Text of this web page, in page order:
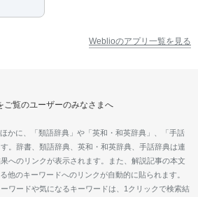
Weblioのアプリ一覧を見る
ご覧のユーザーのみなさまへ
かに、「類語辞典」や「英和・和英辞典」、「手話
。辞書、類語辞典、英和・和英辞典、手話辞典は連
へのリンクが表示されます。また、解説記事の本文
他のキーワードへのリンクが自動的に貼られます。
ワードや気になるキーワードは、1クリックで検索結